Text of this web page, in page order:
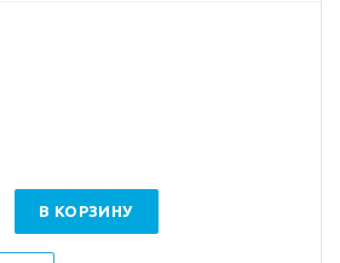
В КОРЗИНУ